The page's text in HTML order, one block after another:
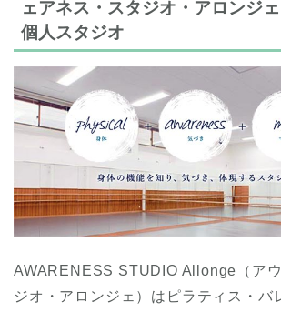
ェアネス・スタジオ・アロンジ
個人スタジオ
AWARENESS STUDIO Allonge（ア
ジオ・アロンジェ）はピラティス・バ